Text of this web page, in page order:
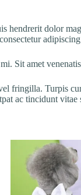
dolor
Sit amet
fringilla. Turpis
ac tincidunt vitae